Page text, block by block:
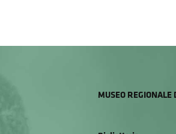
MUSEO REGIONALE